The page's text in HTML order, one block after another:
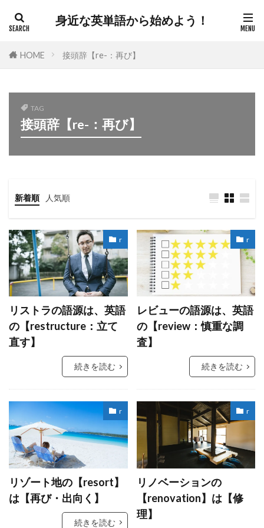
身近な英単語から始めよう！
HOME 接頭辞【re-：再び】
TAG
接頭辞【re-：再び】
新着順 人気順
r
リストラの語源は、英語
の【restructure：立て
直す】
続きを読む
r
レビューの語源は、英語
の【review：慎重な調
査】
続きを読む
r
リゾート地の【resort】
は【再び・出向く】
続きを読む
r
リノベーションの
【renovation】は【修
理】